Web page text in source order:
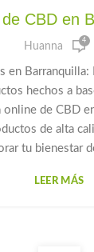
, CBD PRECIO,
, GOTAS PARA LA
PRODUCTOS
CBD en
Huanna 4
en
hechos a
online de CBD
de alta
tu bienestar
LEER MÁS